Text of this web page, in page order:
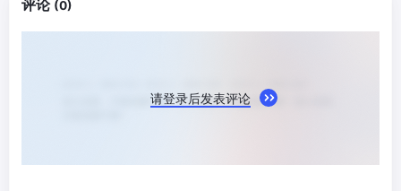
评论 (0)
请登录后发表评论